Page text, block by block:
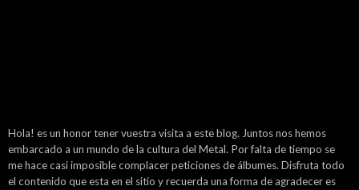
Hola! es un honor tener vuestra visita a este blog. Juntos nos hemos
embarcado a un mundo de la cultura del Metal. Por falta de tiempo se
me hace casi imposible complacer peticiones de álbumes. Disfruta todo
el contenido que esta en el sitio y recuerda una forma de agradecer es